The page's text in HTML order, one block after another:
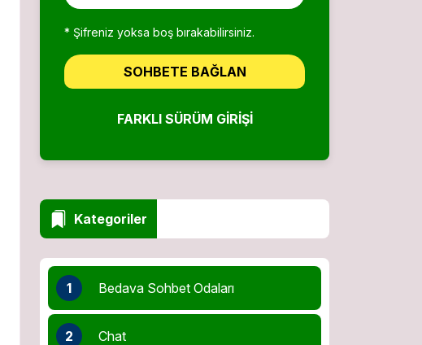
* Şifreniz yoksa boş bırakabilirsiniz.
SOHBETE BAĞLAN
FARKLI SÜRÜM GIRIŞI
Kategoriler
1 Bedava Sohbet Odaları
2 Chat